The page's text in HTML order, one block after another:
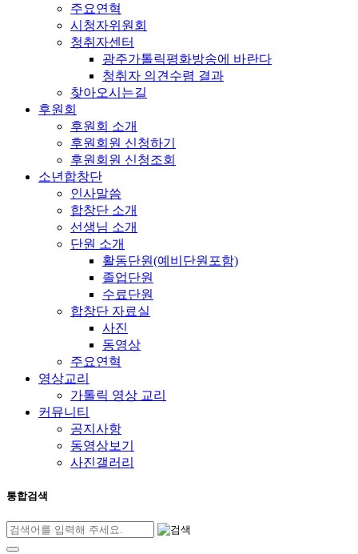
주요연혁
시청자위원회
청취자센터
광주가톨릭평화방송에 바란다
청취자 의견수렴 결과
찾아오시는길
후원회
후원회 소개
후원회원 신청하기
후원회원 신청조회
소년합창단
인사말씀
합창단 소개
선생님 소개
단원 소개
활동단원(예비단원포함)
졸업단원
수료단원
합창단 자료실
사진
동영상
주요연혁
영상교리
가톨릭 영상 교리
커뮤니티
공지사항
동영상보기
사진갤러리
통합검색